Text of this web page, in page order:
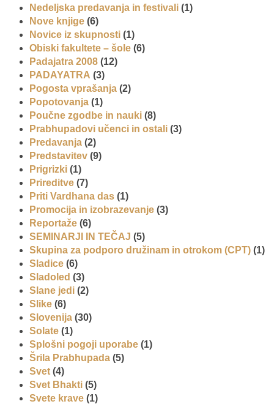
Nedeljska predavanja in festivali (1)
Nove knjige (6)
Novice iz skupnosti (1)
Obiski fakultete – šole (6)
Padajatra 2008 (12)
PADAYATRA (3)
Pogosta vprašanja (2)
Popotovanja (1)
Poučne zgodbe in nauki (8)
Prabhupadovi učenci in ostali (3)
Predavanja (2)
Predstavitev (9)
Prigrizki (1)
Prireditve (7)
Priti Vardhana das (1)
Promocija in izobrazevanje (3)
Reportaže (6)
SEMINARJI IN TEČAJ (5)
Skupina za podporo družinam in otrokom (CPT) (1)
Sladice (6)
Sladoled (3)
Slane jedi (2)
Slike (6)
Slovenija (30)
Solate (1)
Splošni pogoji uporabe (1)
Šrila Prabhupada (5)
Svet (4)
Svet Bhakti (5)
Svete krave (1)